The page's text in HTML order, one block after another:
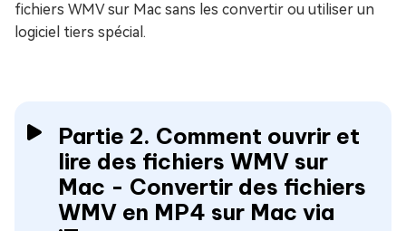
fichiers WMV sur Mac sans les convertir ou utiliser un
logiciel tiers spécial.
Partie 2. Comment ouvrir et
lire des fichiers WMV sur
Mac - Convertir des fichiers
WMV en MP4 sur Mac via